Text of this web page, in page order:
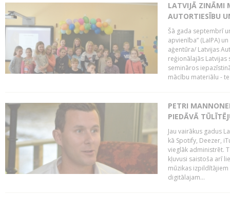
LATVIJĀ ZINĀMI
AUTORTIESĪBU
Šā gada septembrī
apvienība” (LaIPA)
aģentūra/ Latvijas
reģionālajās
semināros
mācību materiālu -
PETRI
PIEDĀVĀ
Jau vairākus gadus
kā Spotify, Deezer,
vieglāk administrēt.
kļuvusi saistoša arī
mūzikas
digitālajam...